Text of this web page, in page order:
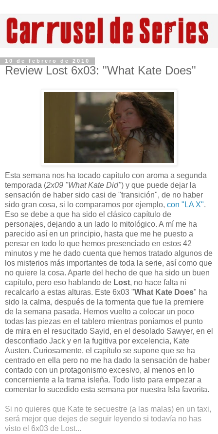
10 de febrero de 2010
Review Lost 6x03: "What Kate Does"
Esta semana nos ha tocado capítulo con aroma a segunda
temporada (2x09 "What Kate Did") y que puede dejar la
sensación de haber sido casi de "transición", de no haber
sido gran cosa, si lo comparamos por ejemplo, con "LA X".
Eso se debe a que ha sido el clásico capítulo de
personajes, dejando a un lado lo mitológico. A mí me ha
parecido así en un principio, hasta que me he puesto a
pensar en todo lo que hemos presenciado en estos 42
minutos y me he dado cuenta que hemos tratado algunos de
los misterios más importantes de toda la serie, así como que
no quiere la cosa. Aparte del hecho de que ha sido un buen
capítulo, pero eso hablando de Lost, no hace falta ni
recalcarlo a estas alturas. Este 6x03 "What Kate Does" ha
sido la calma, después de la tormenta que fue la premiere
de la semana pasada. Hemos vuelto a colocar un poco
todas las piezas en el tablero mientras poníamos el punto
de mira en el resucitado Sayid, en el desolado Sawyer, en el
desconfiado Jack y en la fugitiva por excelencia, Kate
Austen. Curiosamente, el capítulo se supone que se ha
centrado en ella pero no me ha dado la sensación de haber
contado con un protagonismo excesivo, al menos en lo
concerniente a la trama isleña. Todo listo para empezar a
comentar lo sucedido esta semana por nuestra Isla favorita.
Si no quieres que Kate te secuestre (a las malas) en un taxi,
será mejor que dejes de seguir leyendo si todavía no has
visto el 6x03 de Lost...